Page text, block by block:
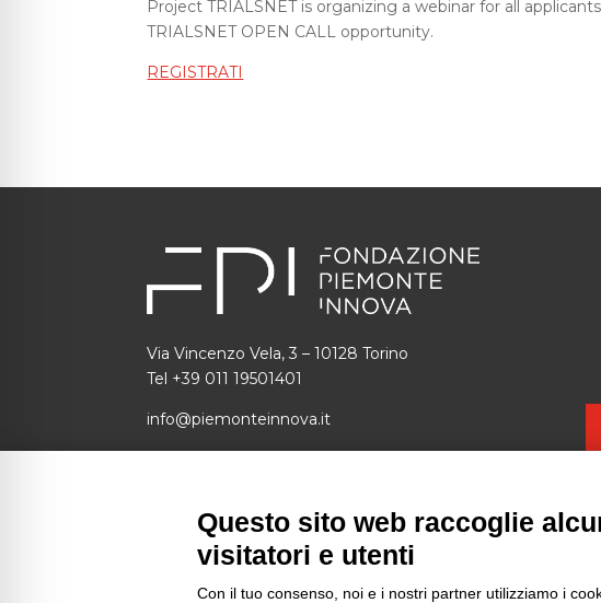
Project TRIALSNET is organizing a webinar for all
TRIALSNET OPEN CALL opportunity.
REGISTRATI
Via Vincenzo Vela, 3 – 10128 Torino
Tel +39 011 19501401
info@piemonteinnova.it
piemonteinnova@pec.piemonteinnova.it
Questo sito web raccoglie
visitatori e utenti
Con il tuo consenso, noi e i nostri partner utilizziamo i